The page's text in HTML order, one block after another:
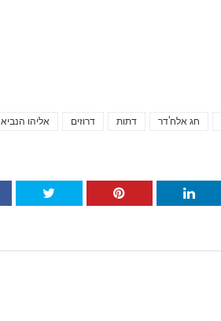
אליהו הנביא דרוזים דתות חג אלח'דר